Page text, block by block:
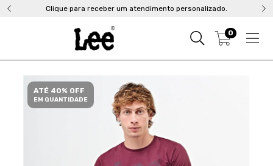
Clique para receber um atendimento personalizado.
0
ATÉ 40% OFF
EM QUANTIDADE